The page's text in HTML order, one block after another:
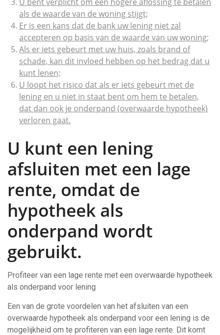
als de waarde van de woning stijgt;
Er is een kans dat de bank uw lening niet zal
accepteren op basis van de waarde van uw woning;
Als er iets gebeurt met uw huis, zoals brand of
schade, kan dit invloed hebben op het bedrag dat u
kunt lenen;
U loopt het risico dat als er iets gebeurt met de
lening en u niet in staat bent om hem te betalen,
dat dan ook je onderpand (overwaarde hypotheek)
verloren gaat.
U kunt een lening
afsluiten met een lage
rente, omdat de
hypotheek als
onderpand wordt
gebruikt.
Profiteer van een lage rente met een overwaarde hypotheek
als onderpand voor lening
Een van de grote voordelen van het afsluiten van een
overwaarde hypotheek als onderpand voor een lening is de
mogelijkheid om te profiteren van een lage rente. Dit komt